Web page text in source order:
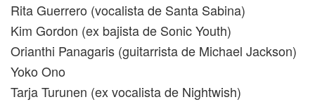
Rita Guerrero (vocalista de Santa Sabina)
Kim Gordon (ex bajista de Sonic Youth)
Orianthi Panagaris (guitarrista de Michael Jackson)
Yoko Ono
Tarja Turunen (ex vocalista de Nightwish)